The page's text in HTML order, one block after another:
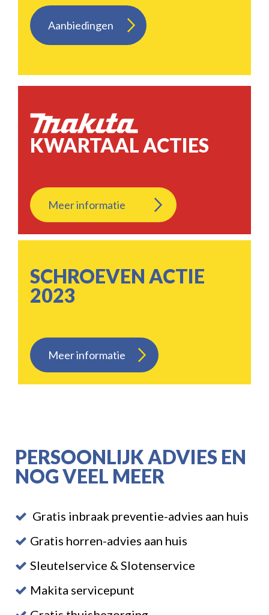
Aanbiedingen
KWARTAAL ACTIES
Meer informatie
SCHROEVEN ACTIE
2023
Meer informatie
PERSOONLIJK ADVIES EN
NOG VEEL MEER
Gratis inbraak preventie-advies aan huis
Gratis horren-advies aan huis
Sleutelservice & Slotenservice
Makita servicepunt